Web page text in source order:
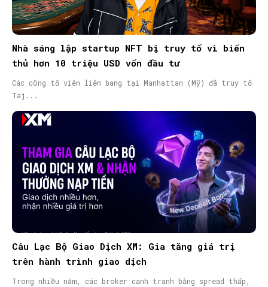
Nhà sáng lập startup NFT bị truy tố vì biển
thủ hơn 10 triệu USD vốn đầu tư
Các công tố viên liên bang tại Manhattan (Mỹ) đã truy tố
Taj...
Câu Lạc Bộ Giao Dịch XM: Gia tăng giá trị
trên hành trình giao dịch
Trong nhiều năm, các broker cạnh tranh bằng spread thấp,